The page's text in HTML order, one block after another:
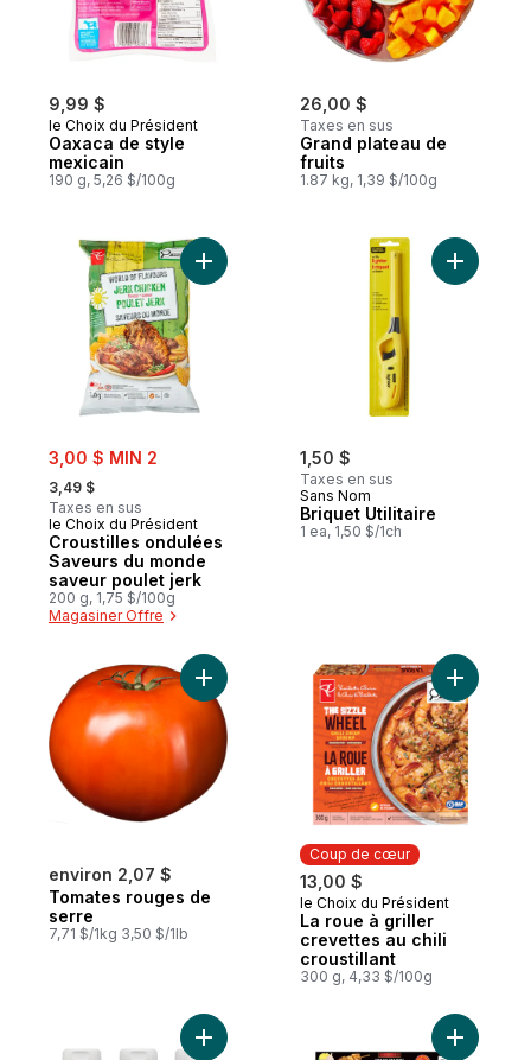
9,99 $
le Choix du Président
Oaxaca de style
mexicain
190 g, 5,26 $/100g
26,00 $
Taxes en sus
Grand plateau de
fruits
1.87 kg, 1,39 $/100g
sale:
3,00 $ MIN 2
, formerly:
3,49 $
Taxes en sus
le Choix du Président
Croustilles ondulées
Saveurs du monde
saveur poulet jerk
200 g, 1,75 $/100g
Magasiner Offre
Ajouter Croustilles ondulées Saveurs du
1,50 $
Taxes en sus
Sans Nom
Briquet Utilitaire
1 ea, 1,50 $/1ch
Ajouter
environ 2,07 $
Tomates rouges de
serre
7,71 $/1kg 3,50 $/1lb
Ajouter Tomates rouges de serre au
Coup de cœur
13,00 $
Coup de cœur
le Choix du Président
La roue à griller
crevettes au chili
croustillant
300 g, 4,33 $/100g
Ajouter
Ajouter Ensemble de condiments auAjouter